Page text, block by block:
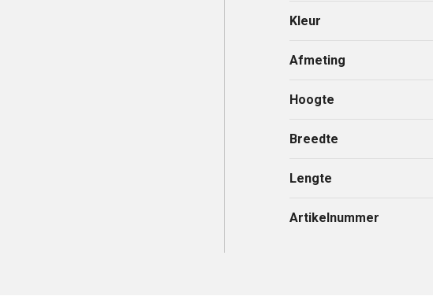
Kleur
Afmeting
Hoogte
Breedte
Lengte
Artikelnummer